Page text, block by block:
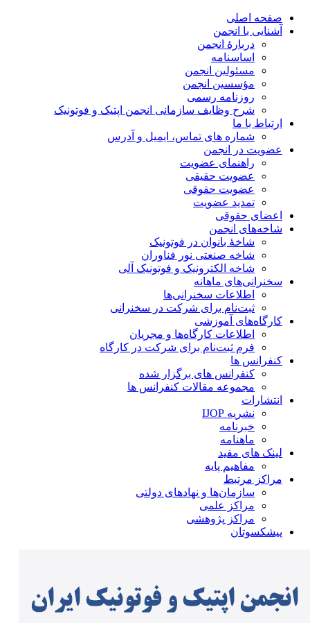
صفحه اصلی
آشنایی با انجمن
دربارۀ انجمن
اساسنامه
مسئولین انجمن
مؤسسین انجمن
روزنامه رسمی
شرح وظایف سازمانی انجمن اپتیک و فوتونیک
ارتباط با ما
شماره های تماس، ایمیل و آدرس
عضویت در انجمن
راهنمای عضویت
عضویت حقیقی
عضویت حقوقی
تمدید عضویت
اعضای حقوقی
شاخه‌های انجمن
شاخۀ بانوان در فوتونیک
شاخه صنعتی نور فناوران
شاخه‌ الکترونیک و فوتونیک آلی
سخنرانی‌های ماهانه
اطلاعات سخنرانی‌‌ها
ثبت‌نام برای شرکت در سخنرانی
کارگاه‌های آموزشی
اطلاعات کارگاه‌ها و مجریان
فرم ثبت‌نام برای شرکت در کارگاه
کنفرانس ها
کنفرانس های برگزار شده
مجموعه مقالات کنفرانس ها
انتشارات
نشریه IJOP
خبرنامه
ماهنامه
لینک های مفید
مفاهیم پایه
مراکز مرتبط
سازمان‌ها و نهادهای دولتی
مراکز علمی
مراکز پژوهشی
پیشکسوتان